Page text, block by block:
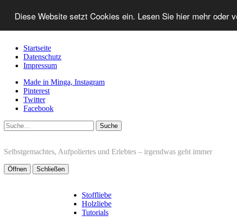
Diese Website setzt Cookies ein. Lesen Sie hier mehr oder
Startseite
Datenschutz
Impressum
Made in Minga, Instagram
Pinterest
Twitter
Facebook
Suche
Selbstgemachtes, Aufpoliertes und Erlebtes – irgendwas geht immer
Öffnen Schließen
Stoffliebe
Holzliebe
Tutorials